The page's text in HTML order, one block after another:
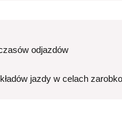
odjazdów
jazdy w celach